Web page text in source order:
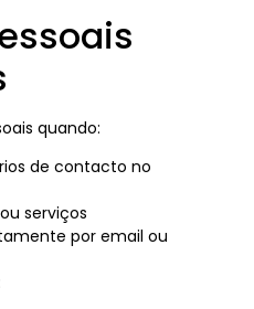
quando:
de contacto no
serviços
por email ou